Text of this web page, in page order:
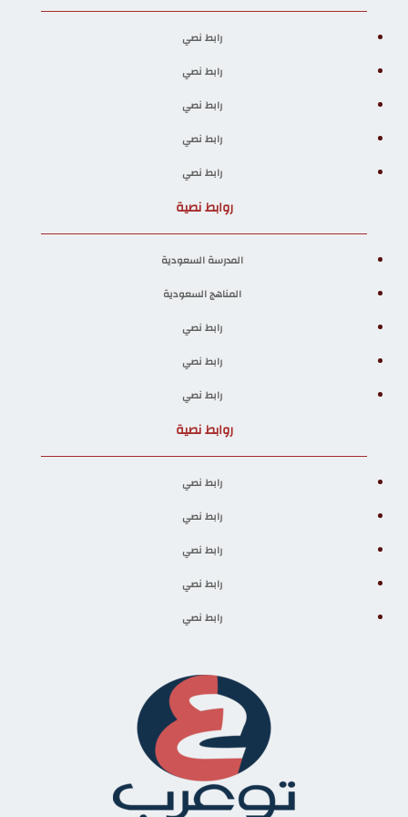
رابط نصي
رابط نصي
رابط نصي
رابط نصي
رابط نصي
روابط نصية
المدرسة السعودية
المناهج السعودية
رابط نصي
رابط نصي
رابط نصي
روابط نصية
رابط نصي
رابط نصي
رابط نصي
رابط نصي
رابط نصي